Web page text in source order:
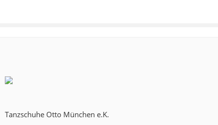
Tanzschuhe Otto München e.K.